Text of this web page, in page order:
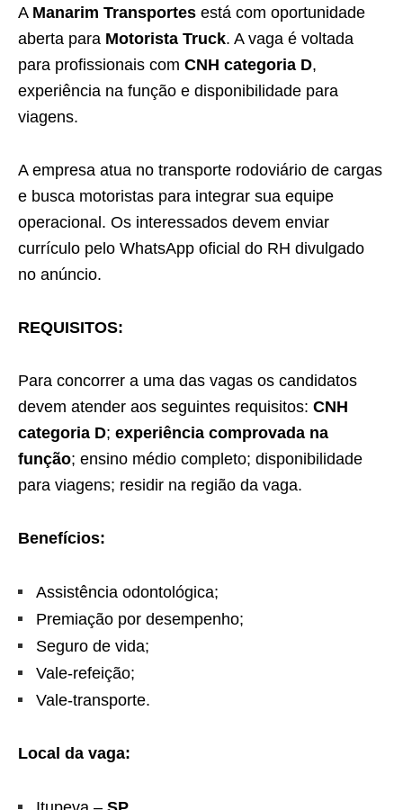
A Manarim Transportes está com oportunidade
aberta para Motorista Truck. A vaga é voltada
para profissionais com CNH categoria D,
experiência na função e disponibilidade para
viagens.
A empresa atua no transporte rodoviário de cargas
e busca motoristas para integrar sua equipe
operacional. Os interessados devem enviar
currículo pelo WhatsApp oficial do RH divulgado
no anúncio.
REQUISITOS:
Para concorrer a uma das vagas os candidatos
devem atender aos seguintes requisitos: CNH
categoria D; experiência comprovada na
função; ensino médio completo; disponibilidade
para viagens; residir na região da vaga.
Benefícios:
Assistência odontológica;
Premiação por desempenho;
Seguro de vida;
Vale-refeição;
Vale-transporte.
Local da vaga: